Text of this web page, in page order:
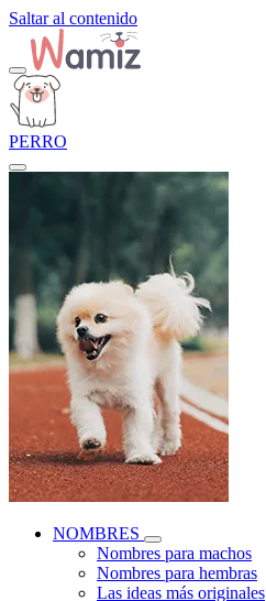
Saltar al contenido
PERRO
NOMBRES
Nombres para machos
Nombres para hembras
Las ideas más originales